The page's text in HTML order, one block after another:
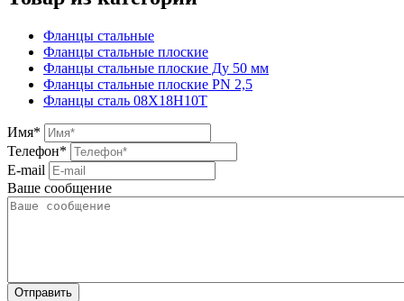
Фланцы стальные
Фланцы стальные плоские
Фланцы стальные плоские Ду 50 мм
Фланцы стальные плоские PN 2,5
Фланцы сталь 08Х18Н10Т
Имя*
Телефон*
E-mail
Ваше сообщение